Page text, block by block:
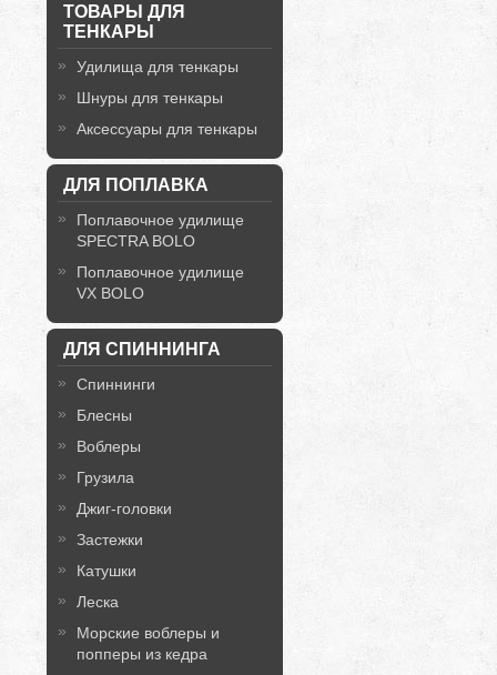
ТОВАРЫ ДЛЯ
ТЕНКАРЫ
Удилища для тенкары
Шнуры для тенкары
Аксессуары для тенкары
ДЛЯ ПОПЛАВКА
Поплавочное удилище
SPECTRA BOLO
Поплавочное удилище
VX BOLO
ДЛЯ СПИННИНГА
Спиннинги
Блесны
Воблеры
Грузила
Джиг-головки
Застежки
Катушки
Леска
Морские воблеры и
попперы из кедра